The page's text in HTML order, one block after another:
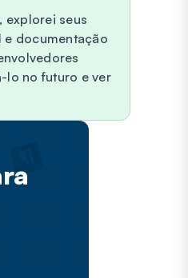
explorei seus
e documentação
lo no futuro e ver